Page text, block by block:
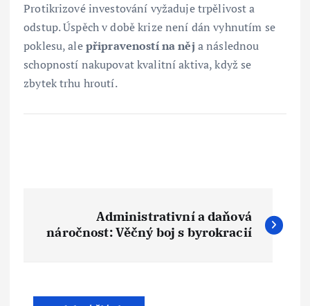
Protikrizové investování vyžaduje trpělivost a
odstup. Úspěch v době krize není dán vyhnutím se
poklesu, alepřipraveností na něj a následnou
schopností nakupovat kvalitní aktiva, když se
zbytek trhu hroutí.
Administrativní a daňová
náročnost: Věčný boj s byrokracií